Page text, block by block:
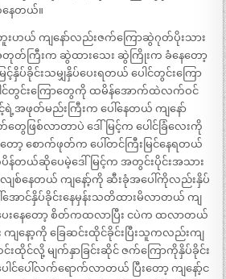
ေတယ်။
ဟယ် ကျနော်လည်းဇက်ကြောဆွဲဂုတ်ပိုးသား
တ်ကြီးက ဆွဲထားသေး ဆွဲကြိုးက ခံနေတော့
နှိပ်ခိုင်းသမျှနှိပ်ပေးရတယ် ပေါင်တွင်းကြော
ါင်တွင်းကြောတွေကို ထမိန်အောက်ထဲလက်ဝင်
ြင့်ရဲ့အဖုတ်မည်းကြီးက ပေါ်နေတယ် ကျနော်
ေဖြစ်လာတာပဲ ဒေါ်မြင့်က ပေါင်ခြံလေးကို
တော့ စောက်ဖုတ်က ပေါ်တင်ကြီးမြင်နေရတယ်
တယ်ဆိုပေမဲ့ဒေါ်မြင့်က အတွင်းပိုင်းအသား
ျစ်နေတယ် ကျနော့်ကို ဆီးခုံအပေါ်ကိုလည်းနှိပ်
အောင်နှိပ်ခိုင်းနေမှန်းသတိထားမိလာတယ် ကျ
ပေးနေတော့ စိတ်ကထလာပြီး ငပဲက ထလာတယ်
ျနော့ကို ခြေဆင်းထိုင်ခိုင်းပြီးသူကလည်းကျ
င်းထိုင်လို့ မျက်နှာခြင်းဆိုင် ဇက်ကြောကိုနှိပ်ခိုင်း
ါင်ပေါ်လက်ရောက်လာတယ် ပြီးတော့ ကျနော့်င